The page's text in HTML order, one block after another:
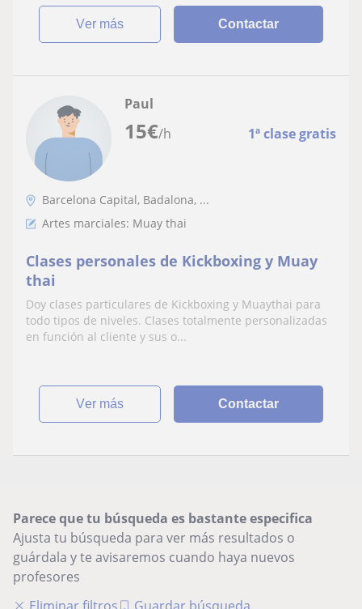
ver más Contactar
15€/h 1ª clase gratis
Paul
Barcelona Capital, Badalona, ...
Artes marciales: Muay thai
Clases personales de Kickboxing y Muay
thai
Doy clases particulares de Kickboxing y Muaythai para
todo tipos de niveles. Clases totalmente personalizadas
en función al cliente y sus o...
ver más Contactar
Parece que tu búsqueda es bastante especifica
Ajusta tu búsqueda para ver más resultados o
guárdala y te avisaremos cuando haya nuevos
profesores